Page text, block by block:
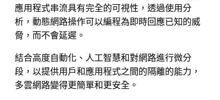
應用程式串流具有完全的可視性，透過使用分
析，動態網路操作可以編程為即時回應已知的威
脅，而不會延遲。
結合高度自動化、人工智慧和對網路進行微分
段，以提供用戶和應用程式之間的隔離的能力，
多雲網路變得更簡單和更安全。